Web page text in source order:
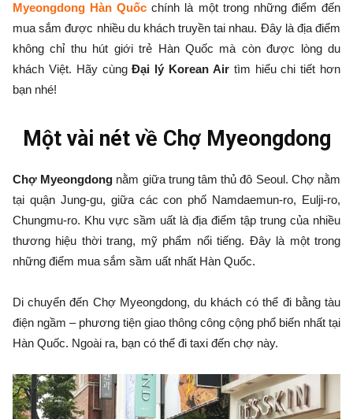
Myeongdong Hàn Quốc chính là một trong những điểm đến
mua sắm được nhiều du khách truyền tai nhau. Đây là địa điểm
không chỉ thu hút giới trẻ Hàn Quốc mà còn được lòng du
khách Việt. Hãy cùngĐại lý Korean Airtìm hiểu chi tiết hơn
bạn nhé!
Một vài nét về Chợ Myeongdong
Chợ Myeongdong nằm giữa trung tâm thủ đô Seoul. Chợ nằm
tại quận Jung-gu, giữa các con phố Namdaemun-ro, Eulji-ro,
Chungmu-ro. Khu vực sầm uất là địa điểm tập trung của nhiều
thương hiệu thời trang, mỹ phẩm nổi tiếng. Đây là một trong
những điểm mua sắm sầm uất nhất Hàn Quốc.
Di chuyển đến Chợ Myeongdong, du khách có thể đi bằng tàu
điện ngầm – phương tiện giao thông công cộng phổ biến nhất tại
Hàn Quốc. Ngoài ra, bạn có thể đi taxi đến chợ này.